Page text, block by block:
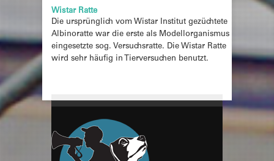
Wistar Ratte
Die ursprünglich vom Wistar Institut gezüchtete
Albinoratte war die erste als Modellorganismus
eingesetzte sog. Versuchsratte. Die Wistar Ratte
wird sehr häufig in Tierversuchen benutzt.